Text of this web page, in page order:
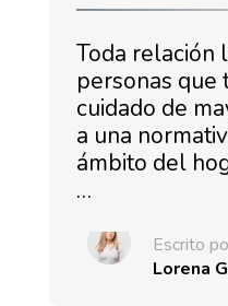
Toda relación
personas que
cuidado de
a una
ámbito del
…
Escrito
Lorena